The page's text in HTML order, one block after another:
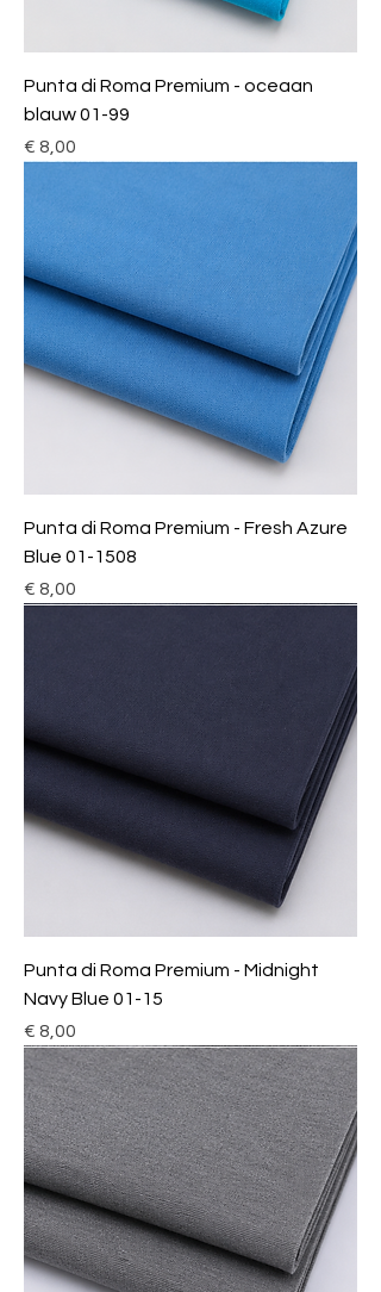
Punta di Roma Premium - oceaan
blauw 01-99
Prijs
€ 8,00
Punta di Roma Premium - Fresh Azure
Blue 01-1508
Prijs
€ 8,00
Punta di Roma Premium - Midnight
Navy Blue 01-15
Prijs
€ 8,00